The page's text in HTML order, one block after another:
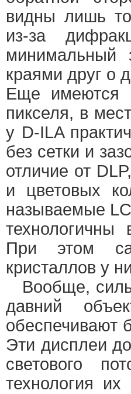
видны лишь
из-за
минимальный
краями друг о
Еще имеются
пикселя, в
у D-ILA
без сетки и
отличие от
и цветовых
называемые
При этом
кристаллов у
Вообще,
давний
обеспечивают
Эти дисплеи
светового
технология